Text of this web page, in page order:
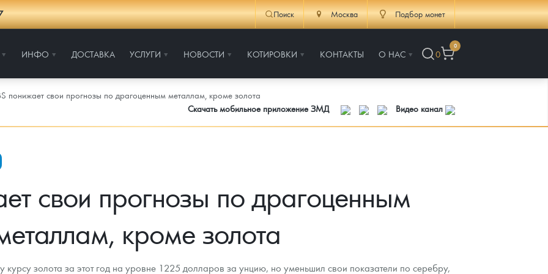
Поиск Москва Подбор монет
ИНФО ДОСТАВКА УСЛУГИ НОВОСТИ КОТИРОВКИ КОНТАКТЫ О НАС 0
0
понижает свои прогнозы по драгоценным металлам, кроме золота
Скачать мобильное приложение ЗМД
Видео канал
свои прогнозы по драгоценным
кроме золота
курсу золота за этот год на уровне 1225 долларов за унцию, но уменьшил свои показатели по серебру,